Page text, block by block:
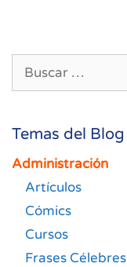
Temas del Blog
Administración
Artículos
Cómics
Cursos
Frases Célebres